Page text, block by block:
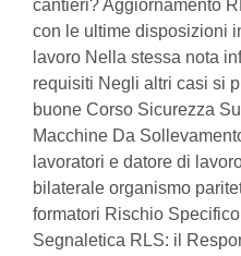
cantieri? Aggiornamento
con le ultime disposizioni
lavoro Nella stessa nota
requisiti Negli altri casi si
buone Corso Sicurezza
Macchine Da
lavoratori e datore di
bilaterale organismo
formatori Rischio
Segnaletica RLS: il